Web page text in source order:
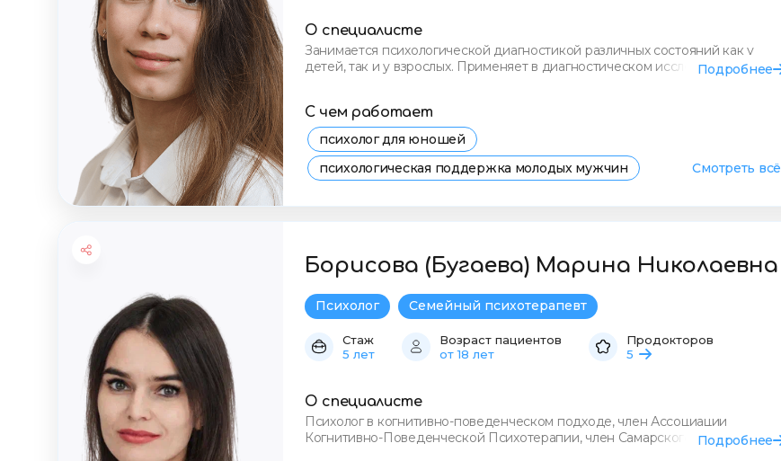
О специалисте
Занимается психологической диагностикой различных состояний как у
детей, так и у взрослых. Применяет в диагностическом исследовании
Подробнее
С чем работает
психолог для юношей
психологическая поддержка молодых мужчин
Смотреть всё
Борисова (Бугаева) Марина Николаевна
Психолог Семейный психотерапевт
Стаж
5 лет
Возраст пациентов
от 18 лет
Продокторов
5
О специалисте
Психолог в когнитивно-поведенческом подходе, член Ассоциации
Когнитивно-Поведенческой Психотерапии, член Самарского
Подробнее